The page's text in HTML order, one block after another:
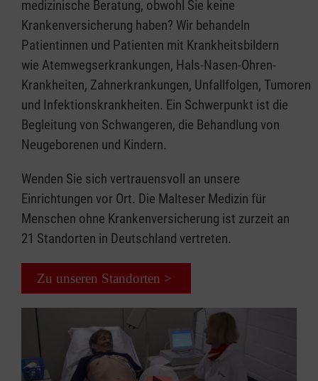
Weitere Informationen
Öffnungszeiten:
Dienstags 15-17 Uhr
Erreichbarkeit:
Buslinien 23, 24 , E, E24 und N12, Haltestelle
medizinische Beratung, obwohl Sie keine
Krankenversicherung haben? Wir behandeln
Patientinnen und Patienten mit Krankheitsbildern
wie Atemwegserkrankungen, Hals-Nasen-Ohren-
Krankheiten, Zahnerkrankungen, Unfallfolgen, Tumoren
und Infektionskrankheiten. Ein Schwerpunkt ist die
Begleitung von Schwangeren, die Behandlung von
Neugeborenen und Kindern.
Wenden Sie sich vertrauensvoll an unsere
Einrichtungen vor Ort. Die Malteser Medizin für
Menschen ohne Krankenversicherung ist zurzeit an
21 Standorten in Deutschland vertreten.
Zu unseren Standorten >